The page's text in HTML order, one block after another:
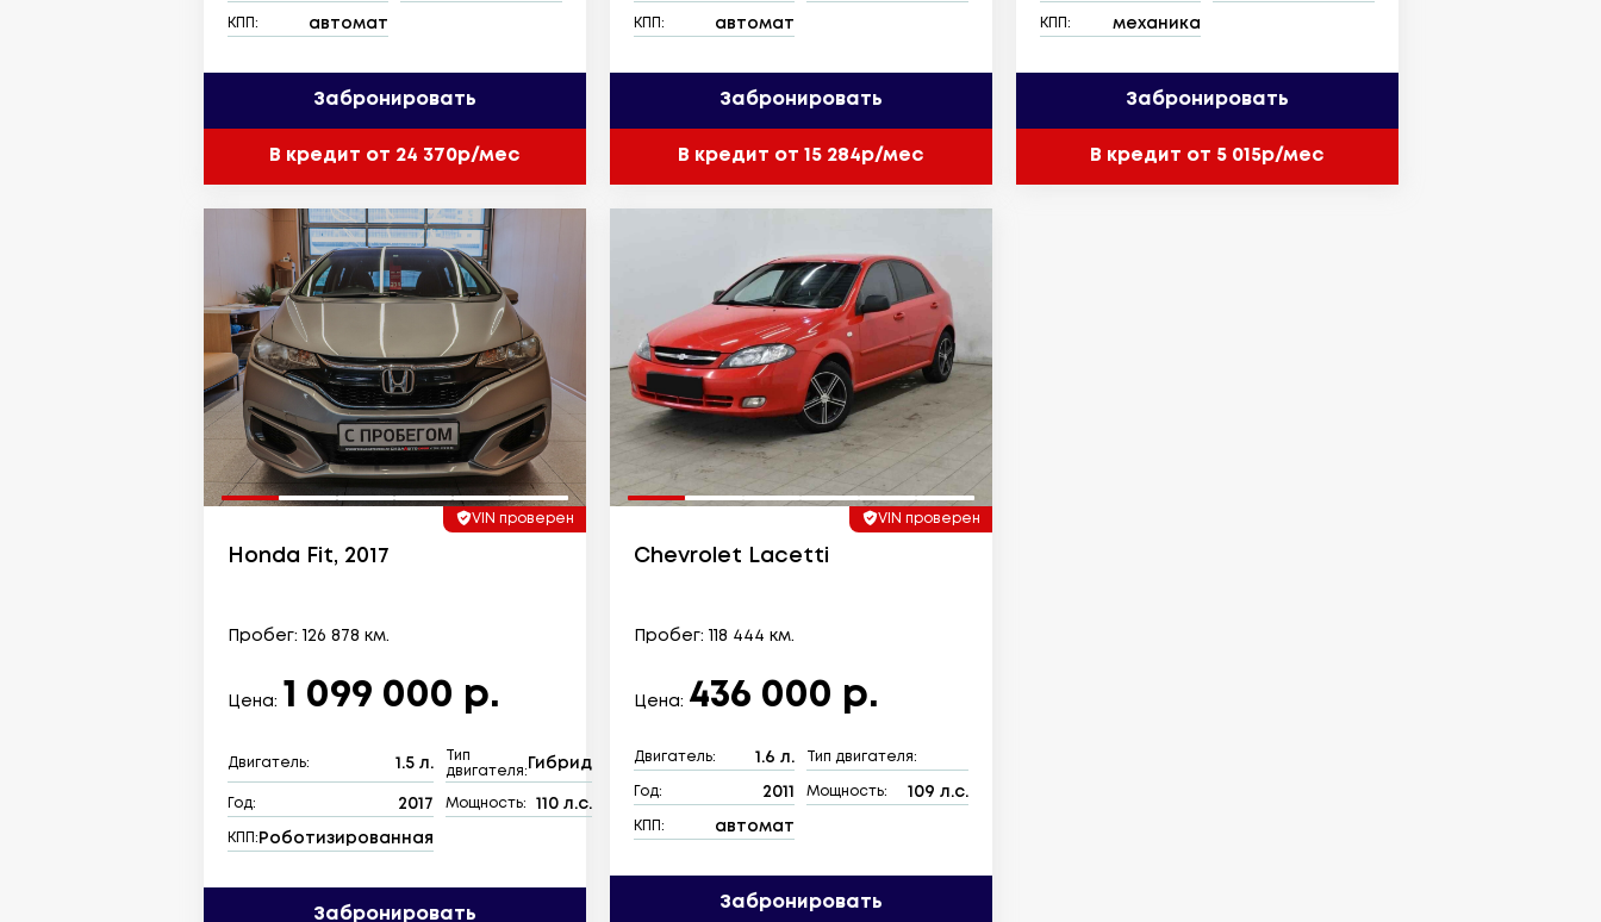
КПП: автомат
Забронировать
В кредит от 24 370р/мес
КПП: автомат
Забронировать
В кредит от 15 284р/мес
КПП: механика
Забронировать
В кредит от 5 015р/мес
VIN проверен
Honda Fit, 2017
Пробег: 126 878 км.
Цена: 1 099 000 р.
Двигатель: 1.5 л.
Тип
двигателя:
Гибрид
Год: 2017 Мощность: 110 л.с.
КПП: Роботизированная
Забронировать
VIN проверен
Chevrolet Lacetti
Пробег: 118 444 км.
Цена: 436 000 р.
Двигатель: 1.6 л. Тип двигателя:
Год: 2011 Мощность: 109 л.с.
КПП: автомат
Забронировать